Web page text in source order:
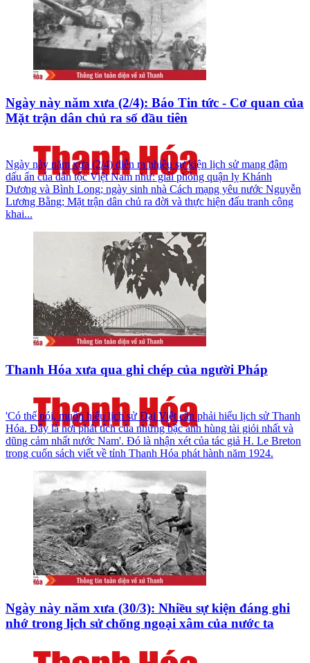
Ngày này năm xưa (2/4): Báo Tin tức - Cơ quan của
Mặt trận dân chủ ra số đầu tiên
Ngày này năm xưa (2/4) diễn ra nhiều sự kiện lịch sử mang đậm
dấu ấn của dân tộc Việt Nam như: giải phóng quận lỵ Khánh
Dương và Bình Long; ngày sinh nhà Cách mạng yêu nước Nguyễn
Lương Bằng; Mặt trận dân chủ ra đời và thực hiện đấu tranh công
khai...
Thanh Hóa xưa qua ghi chép của người Pháp
'Có thể nói, muốn hiểu lịch sử Đại Việt cần phải hiểu lịch sử Thanh
Hóa. Đây là nơi phát tích của những bậc anh hùng tài giỏi nhất và
dũng cảm nhất nước Nam'. Đó là nhận xét của tác giả H. Le Breton
trong cuốn sách viết về tỉnh Thanh Hóa phát hành năm 1924.
Ngày này năm xưa (30/3): Nhiều sự kiện đáng ghi
nhớ trong lịch sử chống ngoại xâm của nước ta